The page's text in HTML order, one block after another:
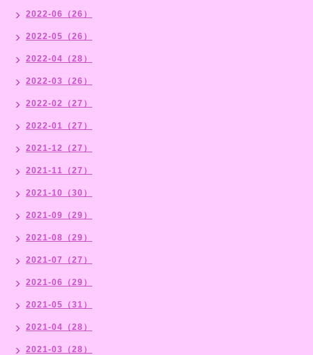
2022-06（26）
2022-05（26）
2022-04（28）
2022-03（26）
2022-02（27）
2022-01（27）
2021-12（27）
2021-11（27）
2021-10（30）
2021-09（29）
2021-08（29）
2021-07（27）
2021-06（29）
2021-05（31）
2021-04（28）
2021-03（28）